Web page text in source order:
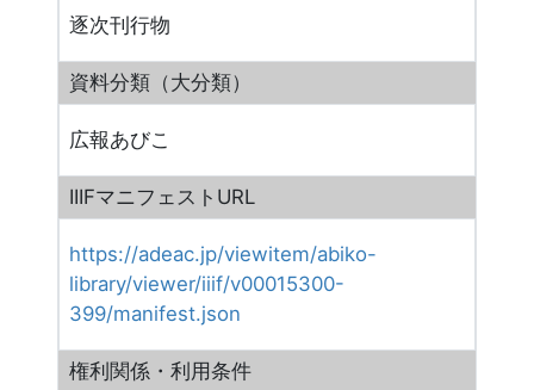
逐次刊行物
資料分類（大分類）
広報あびこ
IIIFマニフェストURL
https://adeac.jp/viewitem/abiko-
library/viewer/iiif/v00015300-
399/manifest.json
権利関係・利用条件